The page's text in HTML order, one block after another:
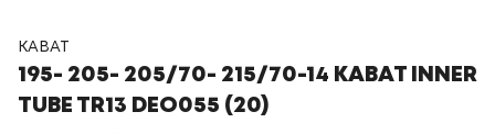
KABAT
195- 205- 205/70- 215/70-14 KABAT INNER
TUBE TR13 DEO055 (20)